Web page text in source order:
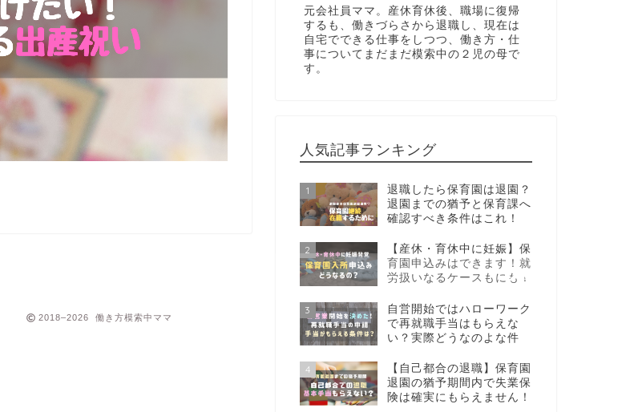
元会社員ママ。産休育休後、職場に復帰
するも、働きづらさから退職し、現在は
自宅でできる仕事をしつつ、働き方・仕
事についてまだまだ模索中の２児の母で
す。
人気記事ランキング
1
退職したら保育園は退園？
退園までの猶予と保育課へ
確認すべき条件はこれ！
2
【産休・育休中に妊娠】保
育園申込みはできます！就
労扱いなるケースもにも！
3
自営開始ではハローワーク
で再就職手当はもらえな
い？実際どうなのよな件
4
【自己都合の退職】保育園
退園の猶予期間内で失業保
険は確実にもらえません！
2018–2026 働き方模索中ママ